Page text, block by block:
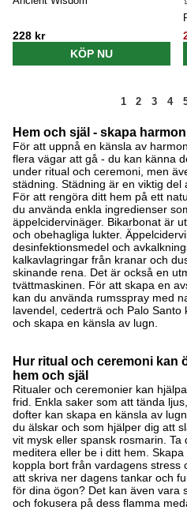
228 kr
KÖP NU
1 2 3 4
Hem och själ - skapa
För att uppnå en känsla av
flera vägar att gå - du kan känna
under ritual och ceremoni, men
städning. Städning är en viktig del
För att rengöra ditt hem på ett
du använda enkla ingredienser
äppelcidervinäger. Bikarbonat är
och obehagliga lukter.
desinfektionsmedel och
kalkavlagringar från kranar och
skinande rena. Det är också en
tvättmaskinen. För att skapa en
kan du använda rumsspray med
lavendel, cederträ och Palo
och skapa en känsla av lugn.
Hur ritual och ceremoni kan
hem och själ
Ritualer och ceremonier kan
frid. Enkla saker som att tända
dofter kan skapa en känsla av
du älskar och som hjälper dig att
vit mysk eller spansk rosmarin. Ta
meditera eller be i ditt hem.
koppla bort från vardagens stress
att skriva ner dagens tankar och
för dina ögon? Det kan även vara
och fokusera på dess flamma